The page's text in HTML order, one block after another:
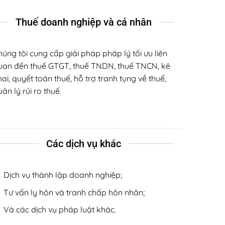
Thuế doanh nghiệp và cá nhân
tôi cung cấp giải pháp pháp lý tối ưu liên
đến thuế GTGT, thuế TNDN, thuế TNCN, kê
quyết toán thuế, hỗ trợ tranh tụng về thuế,
lý rủi ro thuế.
Các dịch vụ khác
Dịch vụ thành lập doanh nghiệp;
Tư vấn ly hôn và tranh chấp hôn nhân;
Và các dịch vụ pháp luật khác.